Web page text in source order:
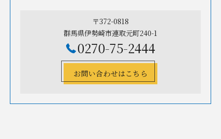
〒372-0818
群馬県伊勢崎市連取元町240-1
0270-75-2444
お問い合わせはこちら